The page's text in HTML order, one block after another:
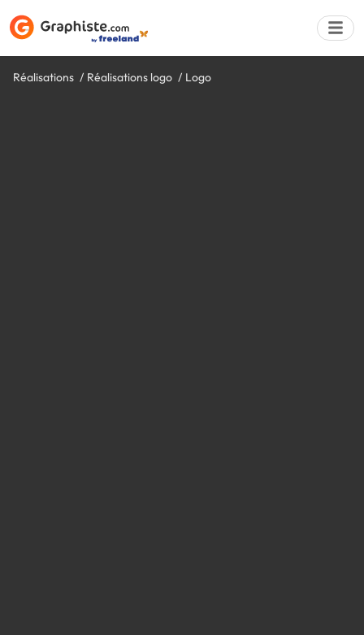
Réalisations Réalisations logo Logo